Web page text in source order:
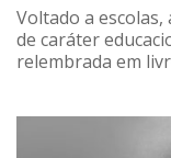
Voltado a
de caráter
relembrada em